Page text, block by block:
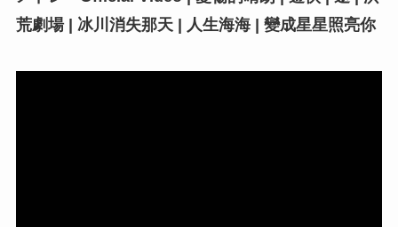
荒劇場 | 冰川消失那天 | 人生海海 | 變成星星照亮你